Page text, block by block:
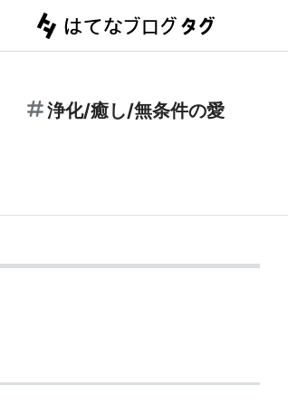
浄化/癒し/無条件の愛